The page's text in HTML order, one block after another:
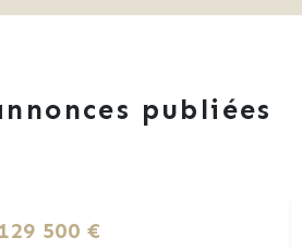
publiées
129 500 €